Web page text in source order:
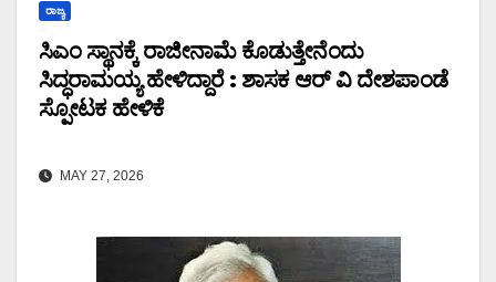
ರಾಜ್ಯ
ಸಿಎಂ ಸ್ಥಾನಕ್ಕೆ ರಾಜೀನಾಮೆ ಕೊಡುತ್ತೇನೆಂದು
ಸಿದ್ಧರಾಮಯ್ಯ ಹೇಳಿದ್ದಾರೆ : ಶಾಸಕ ಆರ್ ವಿ ದೇಶಪಾಂಡೆ
ಸ್ಪೋಟಕ ಹೇಳಿಕೆ
MAY 27, 2026